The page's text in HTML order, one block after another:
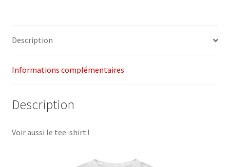
Description
Informations complémentaires
Description
Voir aussi le tee-shirt !